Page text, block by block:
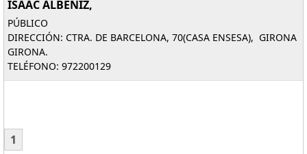
ISAAC ALBÉNIZ,
PÚBLICO
DIRECCIÓN: CTRA. DE BARCELONA, 70(CASA ENSESA), GIRONA
GIRONA.
TELÉFONO: 972200129
1